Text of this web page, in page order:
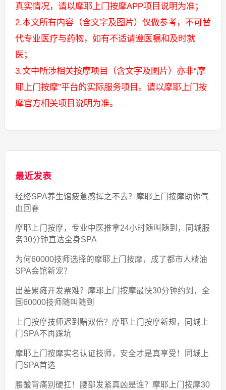
真实情况，请以摩耶上门按摩APP项目说明为准；
2.本文所有内容（含文字及图片）仅做参考，不可替
代专业医疗与药物，如有不适请遵医嘱和及时就
医；
3.文中所涉相关按摩项目（含文字及图片）亦非“摩
耶上门按摩”平台的实际服务项目。请以摩耶上门按
摩官方相关项目说明为准。
最近发表
经络SPA养生馆疲惫感挥之不去？摩耶上门按摩助你气
血回春
摩耶上门按摩，专业中医推拿24小时随叫随到，同城服
务30分钟直达全身SPA
为何60000技师选择的摩耶上门按摩，成了都市人精油
SPA会馆新宠？
出差累瘫开发票难？摩耶上门按摩最快30分钟约到，全
国60000技师随叫随到
上门按摩技师迟到赔双倍？摩耶上门按摩新规，同城上
门SPA不再踩坑
摩耶上门按摩实名认证技师，安全才是真享受！同城上
门SPA首选
腰酸背痛别硬扛！腰部发紧真凶是谁？摩耶上门按摩30